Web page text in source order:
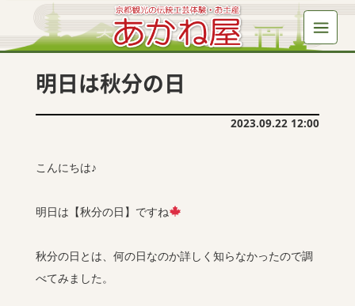
明日は秋分の日
2023.09.22 12:00
こんにちは♪
明日は【秋分の日】ですね
秋分の日とは、何の日なのか詳しく知らなかったので調
べてみました。